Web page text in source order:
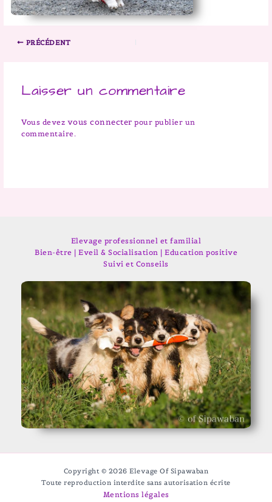
PRÉCÉDENT
Laisser un commentaire
Vous devez vous connecter pour publier un
commentaire.
Elevage professionnel et familial
Bien-être | Eveil & Socialisation | Education positive
Suivi et Conseils
Copyright © 2026 Elevage Of Sipawaban
Toute reproduction interdite sans autorisation écrite
Mentions légales